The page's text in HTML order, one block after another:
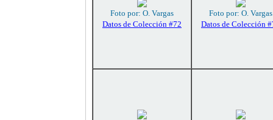
Foto por: O. Vargas
Datos de Colección #72
Foto por: O. Vargas
Datos de Colección